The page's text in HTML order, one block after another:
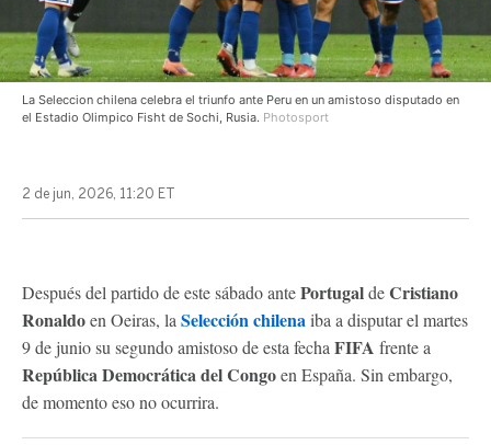
La Seleccion chilena celebra el triunfo ante Peru en un amistoso disputado en
el Estadio Olimpico Fisht de Sochi, Rusia. Photosport
2 de jun, 2026, 11:20 ET
Después del partido de este sábado antePortugaldeCristiano
Ronaldoen Oeiras, la Selección chilenaiba a disputar el martes
9 de junio su segundo amistoso de esta fecha FIFA frente a
República Democrática del Congoen España. Sin embargo,
de momento eso no ocurrira.